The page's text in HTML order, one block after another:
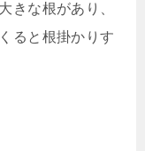
きな根があり、
ると根掛かりす